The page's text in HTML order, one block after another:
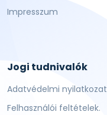
Impresszum
Jogi tudnivalók
Adatvédelmi nyilatkozat
Felhasználói feltételek.